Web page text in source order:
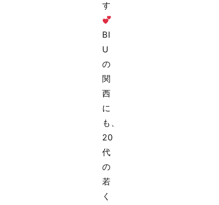
す
BI
U
の
関
西
に
も、
20
代
の
若
く